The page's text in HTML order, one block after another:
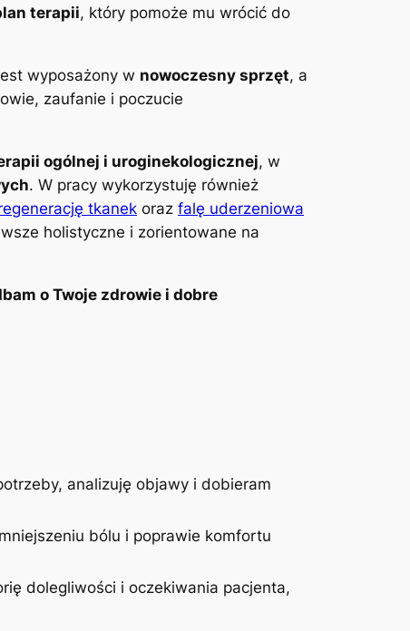
terapii, który pomoże mu wrócić do
wyposażony w nowoczesny sprzęt, a
zaufanie i poczucie
ogólnej i uroginekologicznej, w
. W pracy wykorzystuję również
tkanek oraz falę uderzeniowa
holistyczne i zorientowane na
o Twoje zdrowie i dobre
analizuję objawy i dobieram
bólu i poprawie komfortu
dolegliwości i oczekiwania pacjenta,